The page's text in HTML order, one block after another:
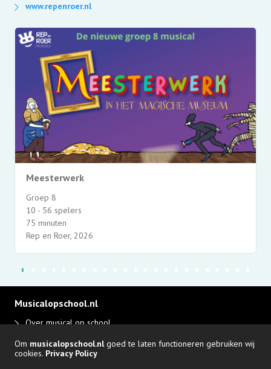
www.repenroer.nl
Meesterwerk
Groep 8
10 - 56 spelers
75 minuten
Rep en Roer, 2026
Om musicalopschool.nlgoed te laten functioneren gebruiken wij
cookies. Privacy Policy
Musicalopschool.nl
Over musical op school
Adverteren